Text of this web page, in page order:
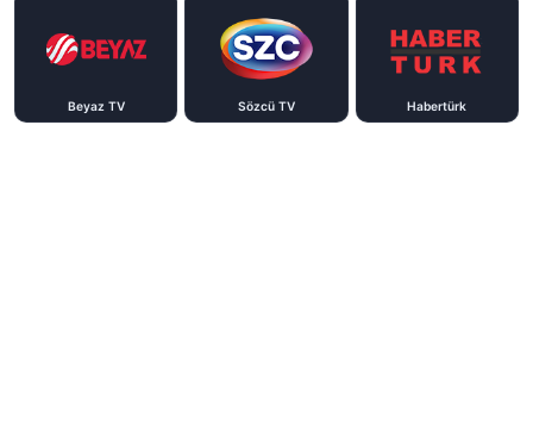
Beyaz TV Sözcü TV Habertürk